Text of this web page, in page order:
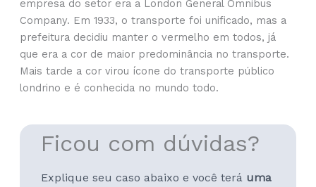
empresa do setor era a London General Omnibus
Company. Em 1933, o transporte foi unificado, mas a
prefeitura decidiu manter o vermelho em todos, já
que era a cor de maior predominância no transporte.
Mais tarde a cor virou ícone do transporte público
londrino e é conhecida no mundo todo.
Ficou com dúvidas?
Explique seu caso abaixo e você terá uma